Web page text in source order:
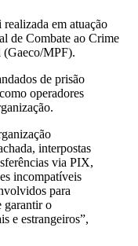
em atuação
de Combate ao Crime
MPF).
de prisão
operadores
interpostas
via PIX,
incompatíveis
para
garantir o
e estrangeiros”,